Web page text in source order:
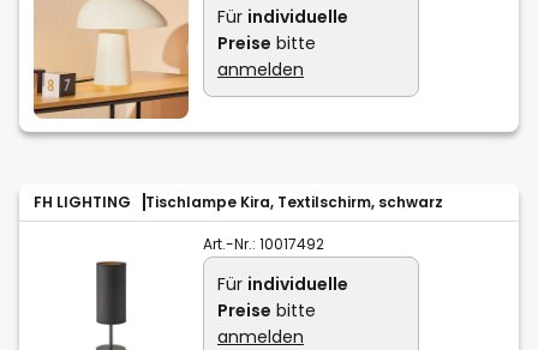
Für individuelle
Preise bitte
anmelden
FH LIGHTING Tischlampe Kira, Textilschirm, schwarz
Art.-Nr.: 10017492
Für individuelle
Preise bitte
anmelden